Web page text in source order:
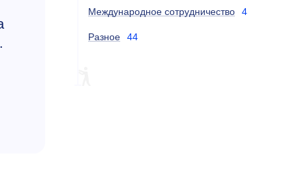
Международное сотрудничество 4
Разное 44